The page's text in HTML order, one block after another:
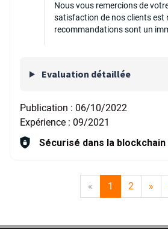
Nous vous remercions de
satisfaction de nos clients est
recommandations sont un
Evaluation détaillée
Publication : 06/10/2022
Expérience : 09/2021
Sécurisé dans la blockchain
« 1 2 »